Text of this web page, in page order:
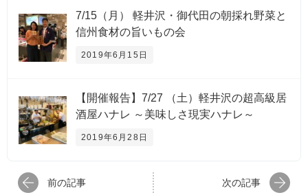
7/15（月） 軽井沢・御代田の朝採れ野菜と
信州食材の旨いもの会
2019年6月15日
【開催報告】7/27 （土）軽井沢の超高級居
酒屋ハナレ ～美味しさ現実ハナレ～
2019年6月28日
前の記事 次の記事